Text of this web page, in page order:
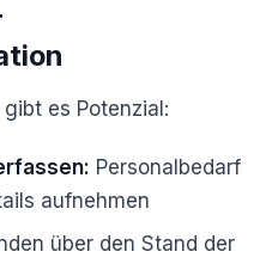
es Potenzial:
Personalbedarf
aufnehmen
über den Stand der